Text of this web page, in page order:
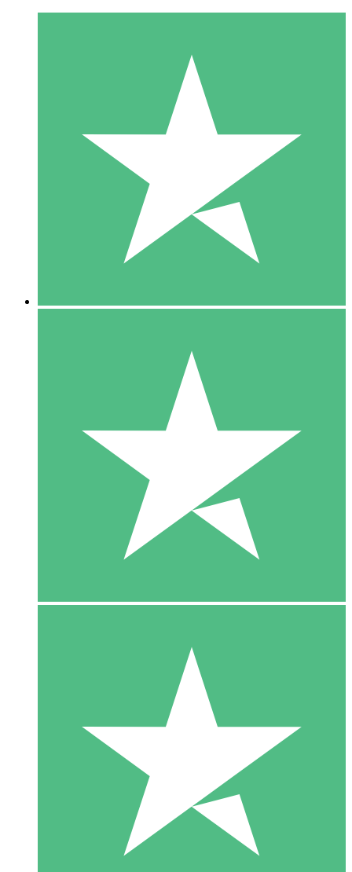
Packs de Crédits Individuels
Payez à l'utilisation avec des crédits de téléchargement. Sans
1 Téléchargement
10 00
10 Téléchargements
20 00